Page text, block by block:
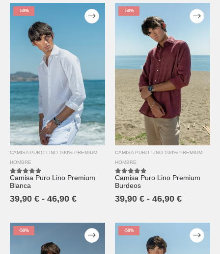
-50%
CAMISA PURO LINO 100% PREMIUM
HOMBRE
5.00 out of 5
Camisa Puro Lino Premium
Blanca
39,90 € - 46,90 €
-50%
CAMISA PURO LINO 100% PREMIUM
HOMBRE
5.00out of 5
Camisa Puro Lino Premium
Burdeos
39,90 € - 46,90 €
-50% -50%